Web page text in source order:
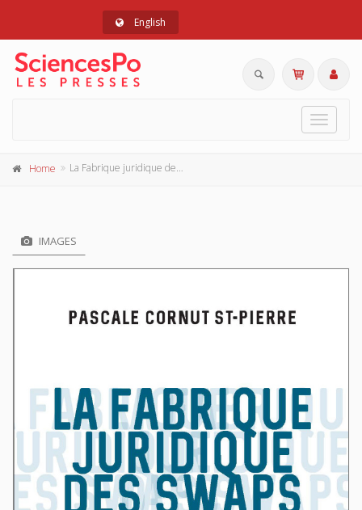
English
Toggle
Home La Fabrique juridique des swaps
IMAGES